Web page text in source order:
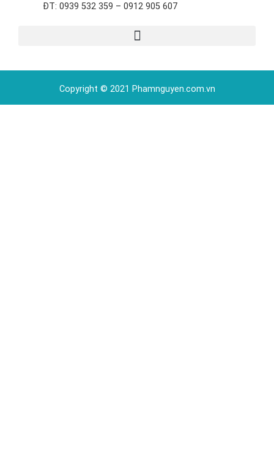
ĐT: 0939 532 359 – 0912 905 607
Copyright © 2021 Phamnguyen.com.vn